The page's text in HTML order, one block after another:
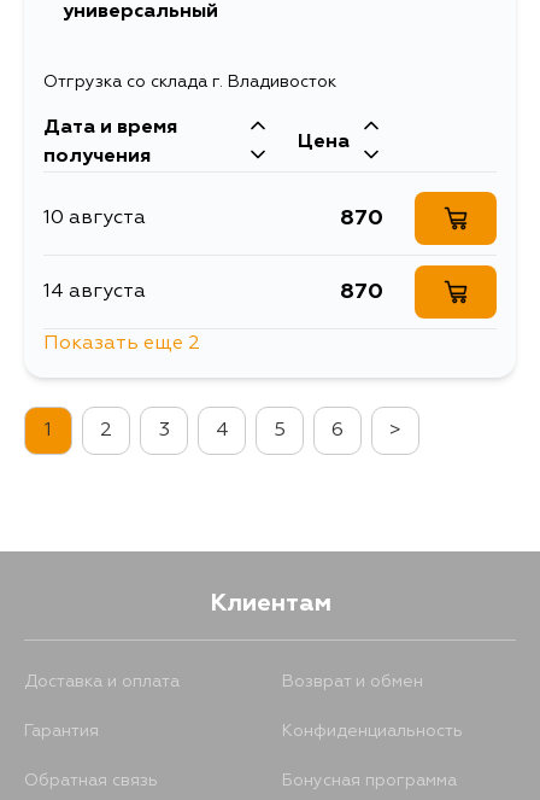
универсальный
Отгрузка со склада г. Владивосток
Дата и время
получения
Цена
10 августа 870
14 августа 870
4 сентября 870
Показать еще 2
1 2 3 4 5 6 >
Клиентам
Доставка и оплата Возврат и обмен
Гарантия Конфиденциальность
Обратная связь Бонусная программа